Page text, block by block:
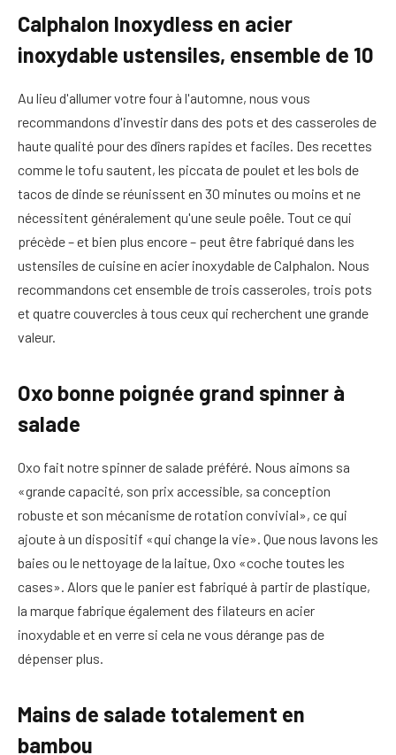
Calphalon Inoxydless en acier
inoxydable ustensiles, ensemble de 10
Au lieu d'allumer votre four à l'automne, nous vous
recommandons d'investir dans des pots et des casseroles de
haute qualité pour des dîners rapides et faciles. Des recettes
comme le tofu sautent, les piccata de poulet et les bols de
tacos de dinde se réunissent en 30 minutes ou moins et ne
nécessitent généralement qu'une seule poêle. Tout ce qui
précède – et bien plus encore – peut être fabriqué dans les
ustensiles de cuisine en acier inoxydable de Calphalon. Nous
recommandons cet ensemble de trois casseroles, trois pots
et quatre couvercles à tous ceux qui recherchent une grande
valeur.
Oxo bonne poignée grand spinner à
salade
Oxo fait notre spinner de salade préféré. Nous aimons sa
«grande capacité, son prix accessible, sa conception
robuste et son mécanisme de rotation convivial», ce qui
ajoute à un dispositif «qui change la vie». Que nous lavons les
baies ou le nettoyage de la laitue, Oxo «coche toutes les
cases». Alors que le panier est fabriqué à partir de plastique,
la marque fabrique également des filateurs en acier
inoxydable et en verre si cela ne vous dérange pas de
dépenser plus.
Mains de salade totalement en
bambou